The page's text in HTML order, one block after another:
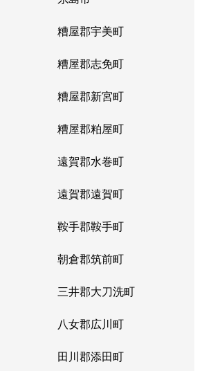
糟屋郡宇美町
糟屋郡志免町
糟屋郡新宮町
糟屋郡粕屋町
遠賀郡水巻町
遠賀郡遠賀町
鞍手郡鞍手町
朝倉郡筑前町
三井郡大刀洗町
八女郡広川町
田川郡添田町